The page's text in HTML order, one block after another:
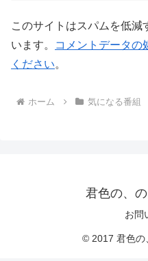
このサイトはスパムを低減
います。
コメントデータの
ください。
ホーム 気になる番組
君色の、
お問
© 2017 君色の